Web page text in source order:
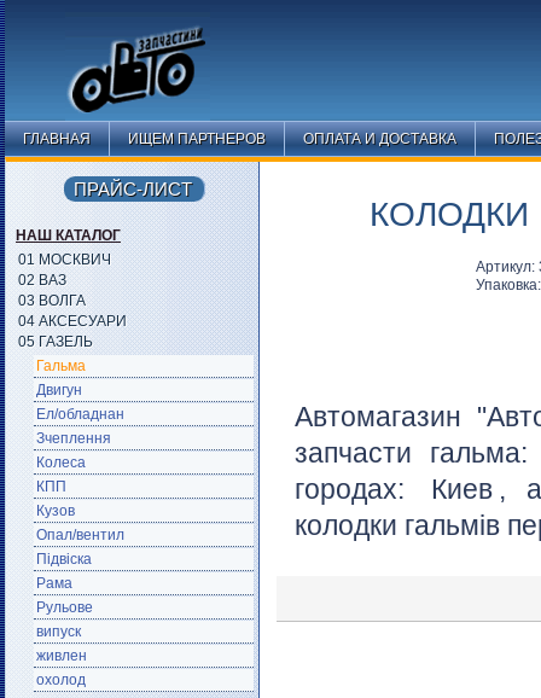
ГЛАВНАЯ ИЩЕМ ПАРТНЕРОВ ОПЛАТА И ДОСТАВКА
КОЛОДКИ
Автомагазин
запчасти
городах:
Киев , а
колодки гальмів
ПРАЙС-ЛИСТ
НАШ КАТАЛОГ
01 МОСКВИЧ
02 ВАЗ
03 ВОЛГА
04 АКСЕСУАРИ
05 ГАЗЕЛЬ
Гальма
Двигун
Ел/обладнан
Зчеплення
Колеса
КПП
Кузов
Опал/вентил
Підвіска
Рама
Рульове
випуск
живлен
охолод